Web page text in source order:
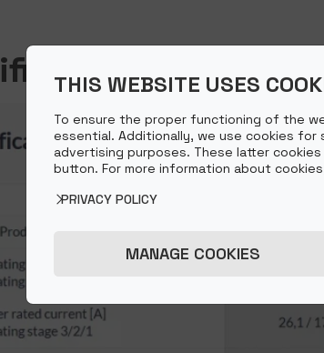
THIS WEBSITE USES
To ensure the proper functioning of the
essential. Additionally, we use cookies for
advertising purposes. These latter
button. For more information about
PRIVACY POLICY
MANAGE COOKIES